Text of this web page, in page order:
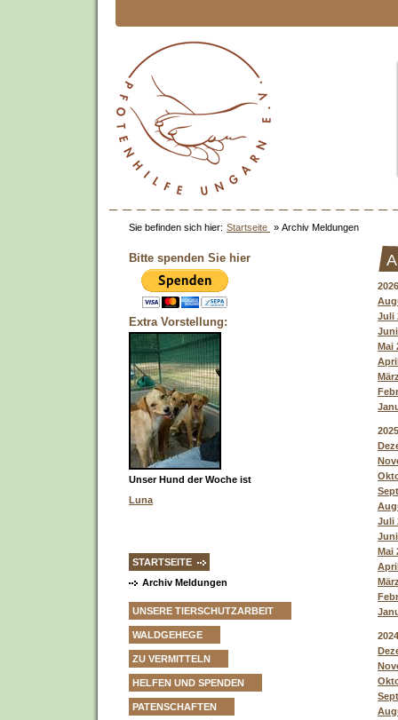
Sie befinden sich hier: Startseite » Archiv Meldungen
Bitte spenden Sie hier
Extra Vorstellung:
Unser Hund der Woche ist
Luna
STARTSEITE
Archiv Meldungen
UNSERE TIERSCHUTZARBEIT
WALDGEHEGE
ZU VERMITTELN
HELFEN UND SPENDEN
PATENSCHAFTEN
2026
Juli
Mai
2025
Juli
Mai
2024